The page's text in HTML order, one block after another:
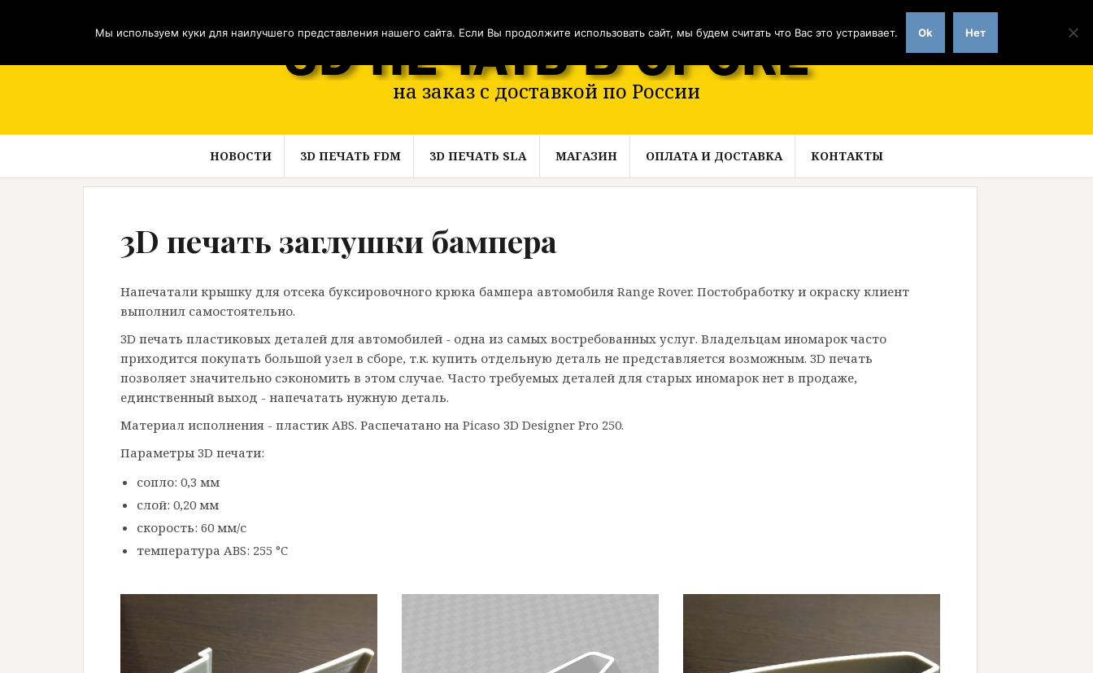
на заказ с доставкой по России
НОВОСТИ 3D ПЕЧАТЬ FDM 3D ПЕЧАТЬ SLA МАГАЗИН ОПЛАТА И ДОСТАВКА КОНТАКТЫ
3D печать заглушки бампера
Напечатали крышку для отсека буксировочного крюка бампера автомобиля Range Rover. Постобработку и окраску клиент
выполнил самостоятельно.
3D печать пластиковых деталей для автомобилей - одна из самых востребованных услуг. Владельцам иномарок часто
приходится покупать большой узел в сборе, т.к. купить отдельную деталь не представляется возможным. 3D печать
позволяет значительно сэкономить в этом случае. Часто требуемых деталей для старых иномарок нет в продаже,
единственный выход - напечатать нужную деталь.
Материал исполнения - пластик ABS. Распечатано на Picaso 3D Designer Pro 250.
Параметры 3D печати:
сопло: 0,3 мм
слой: 0,20 мм
скорость: 60 мм/с
температура ABS: 255 °C
Мы используем куки для наилучшего представления нашего сайта. Если Вы продолжите использовать сайт, мы будем считать что Вас это устраивает. Ok Нет